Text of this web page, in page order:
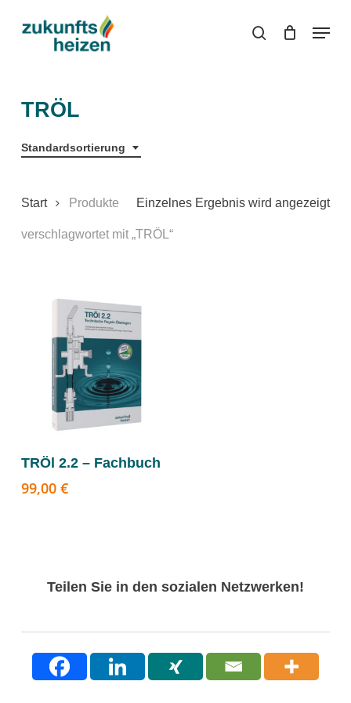
search
Menu
TRÖL
Standardsortierung
Einzelnes Ergebnis wird angezeigt
Start Produkte
verschlagwortet mit „TRÖL“
Weiterlesen
TRÖl 2.2 – Fachbuch
99,00 €
Teilen Sie in den sozialen Netzwerken!